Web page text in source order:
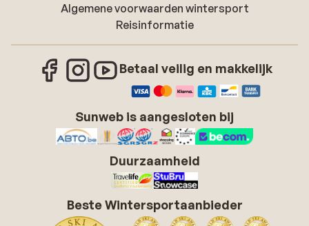
Algemene voorwaarden wintersport
Reisinformatie
Betaal veilig en makkelijk
Sunweb is aangesloten bij
Duurzaamheid
Beste Wintersportaanbieder